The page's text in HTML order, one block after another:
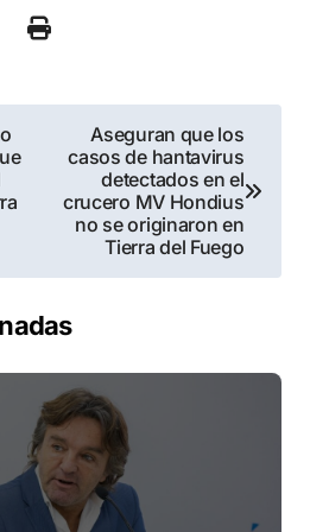
Aseguran que los
casos de hantavirus
detectados en el
crucero MV Hondius
no se originaron en
Tierra del Fuego